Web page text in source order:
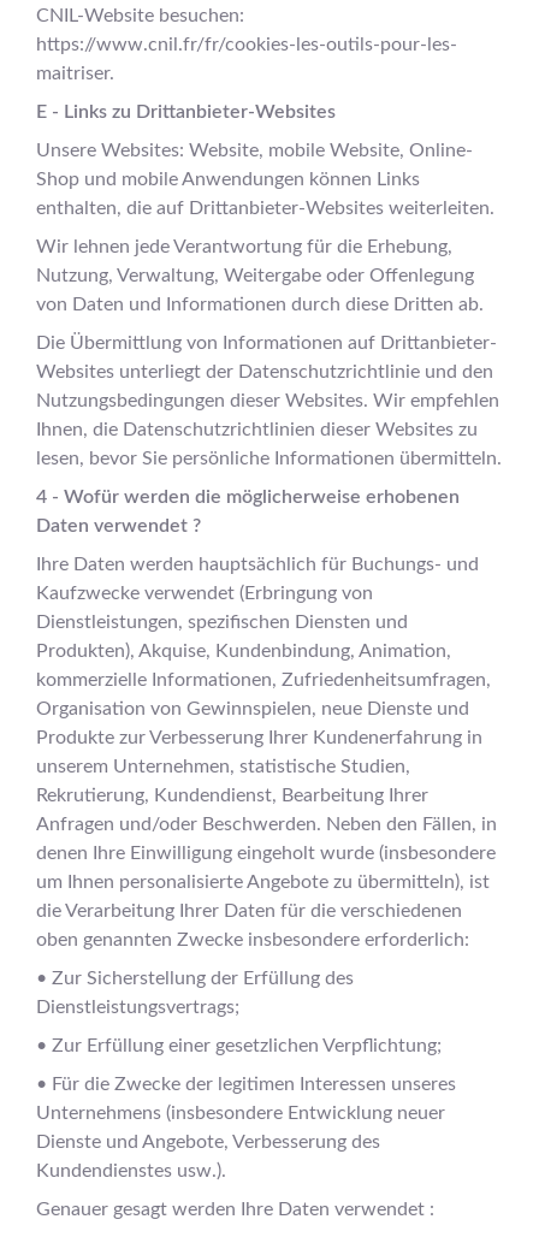
CNIL-Website besuchen:
https://www.cnil.fr/fr/cookies-les-outils-pour-les-
maitriser.
E - Links zu Drittanbieter-Websites
Unsere Websites: Website, mobile Website, Online-
Shop und mobile Anwendungen können Links
enthalten, die auf Drittanbieter-Websites weiterleiten.
Wir lehnen jede Verantwortung für die Erhebung,
Nutzung, Verwaltung, Weitergabe oder Offenlegung
von Daten und Informationen durch diese Dritten ab.
Die Übermittlung von Informationen auf Drittanbieter-
Websites unterliegt der Datenschutzrichtlinie und den
Nutzungsbedingungen dieser Websites. Wir empfehlen
Ihnen, die Datenschutzrichtlinien dieser Websites zu
lesen, bevor Sie persönliche Informationen übermitteln.
4 - Wofür werden die möglicherweise erhobenen
Daten verwendet ?
Ihre Daten werden hauptsächlich für Buchungs- und
Kaufzwecke verwendet (Erbringung von
Dienstleistungen, spezifischen Diensten und
Produkten), Akquise, Kundenbindung, Animation,
kommerzielle Informationen, Zufriedenheitsumfragen,
Organisation von Gewinnspielen, neue Dienste und
Produkte zur Verbesserung Ihrer Kundenerfahrung in
unserem Unternehmen, statistische Studien,
Rekrutierung, Kundendienst, Bearbeitung Ihrer
Anfragen und/oder Beschwerden. Neben den Fällen, in
denen Ihre Einwilligung eingeholt wurde (insbesondere
um Ihnen personalisierte Angebote zu übermitteln), ist
die Verarbeitung Ihrer Daten für die verschiedenen
oben genannten Zwecke insbesondere erforderlich:
• Zur Sicherstellung der Erfüllung des
Dienstleistungsvertrags;
• Zur Erfüllung einer gesetzlichen Verpflichtung;
• Für die Zwecke der legitimen Interessen unseres
Unternehmens (insbesondere Entwicklung neuer
Dienste und Angebote, Verbesserung des
Kundendienstes usw.).
Genauer gesagt werden Ihre Daten verwendet :